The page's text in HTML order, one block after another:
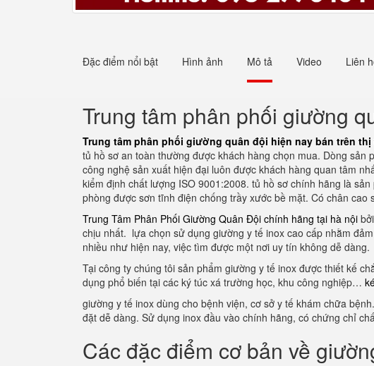
Đặc điểm nổi bật Hình ảnh Mô tả Video Liên
Trung tâm phân phối giường
Trung tâm phân phối giường quân đội hiện nay bán trên
tủ hồ sơ an toàn thường được khách hàng chọn mua. Dòng
công nghệ sản xuất hiện đại luôn được khách hàng quan tâm
kiểm định chất lượng ISO 9001:2008. tủ hồ sơ chính hãng là
phòng được sơn tĩnh điện chống trầy xước bề mặt. Có chân
Trung Tâm Phân Phối Giường Quân Đội chính hãng tại hà nội
chịu nhất. lựa chọn sử dụng giường y tế inox cao cấp nhằm
nhiều như hiện nay, việc tìm được một nơi uy tín không dễ dàng.
Tại công ty chúng tôi sản phẩm giường y tế inox được thiết kế
dụng phổ biến tại các ký túc xá trường học, khu công nghiệp…
giường y tế inox dùng cho bệnh viện, cơ sở y tế khám chữa
đặt dễ dàng. Sử dụng inox đầu vào chính hãng, có chứng chỉ
Các đặc điểm cơ bản về